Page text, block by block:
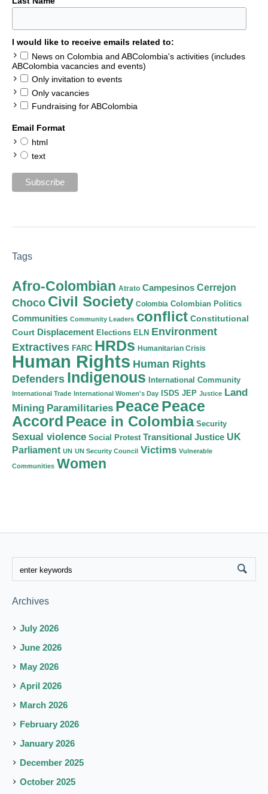
I would like to receive emails related to:
News on Colombia and ABColombia's activities (includes
ABColombia vacancies and events)
Only invitation to events
Only vacancies
Fundraising for ABColombia
Email Format
html
text
Tags
Afro-Colombian Atrato Campesinos Cerrejon
Choco Civil Society Colombia Colombian Politics
Communities Community Leaders conflict Constitutional
Court Displacement Elections ELN Environment
Extractives FARC HRDs Humanitarian Crisis
Human Rights Human Rights
Defenders Indigenous International Community
International Trade International Women's Day ISDS JEP Justice Land
Mining Paramilitaries Peace Peace
Accord Peace in Colombia Security
Sexual violence Social Protest Transitional Justice UK
Parliament UN UN Security Council Victims Vulnerable
Communities Women
Archives
July 2026
June 2026
May 2026
April 2026
March 2026
February 2026
January 2026
December 2025
October 2025